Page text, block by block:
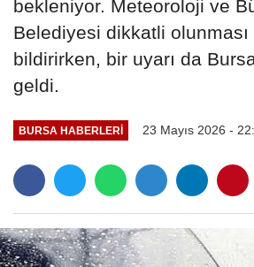
bekleniyor. Meteoroloji ve
Belediyesi dikkatli
bildirirken, bir uyarı da
geldi.
BURSA HABERLERI 23 Mayıs 2026 -